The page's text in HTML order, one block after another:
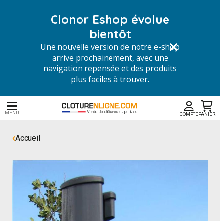
Clonor Eshop évolue
bientôt
Une nouvelle version de notre e-shop
arrive prochainement, avec une
navigation repensée et des produits
plus faciles à trouver.
MENU COMPTEPANIER
Accueil